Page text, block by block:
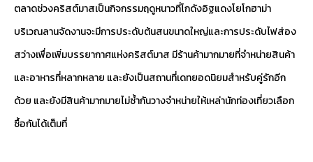
ตลาดช่วงคริสต์มาสเป็นกิจกรรมฤดูหนาวที่โกดังอิฐแดงโยโกฮาม่า
บริเวณลานจัดงานจะมีการประดับต้นสนขนาดใหญ่และการประดับไฟส่อง
สว่างเพื่อเพิ่มบรรยากาศแห่งคริสต์มาส มีร้านค้ามากมายที่จำหน่ายสินค้า
และอาหารที่หลากหลาย และยังเป็นสถานที่เดทยอดนิยมสำหรับคู่รักอีก
ด้วย และยังมีสินค้ามากมายไม่ซ้ำกันวางจำหน่ายให้เหล่านักท่องเที่ยวเลือก
ซื้อกันได้เต็มที่